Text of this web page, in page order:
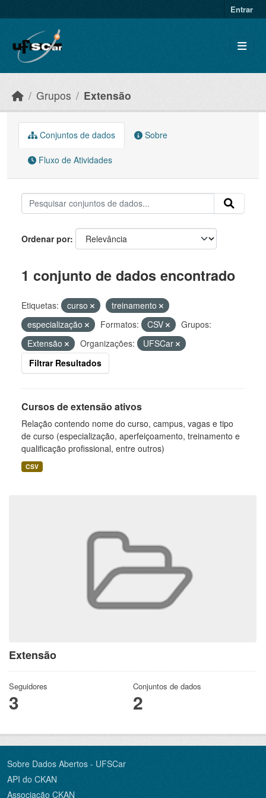
Entrar
Grupos Extensão
Extensão
Seguidores
3
Conjuntos de dados
2
Conjuntos de dados Sobre
Fluxo de Atividades
Ordenar por
1 conjunto de dados encontrado
Etiquetas: curso
treinamento
especialização
Formatos: CSV
Grupos:
Extensão
Organizações:
UFSCar
Filtrar Resultados
Cursos de extensão ativos
Relação contendo nome do curso, campus, vagas e tipo
de curso (especialização, aperfeiçoamento, treinamento e
qualificação profissional, entre outros)
CSV
Sobre Dados Abertos - UFSCar
API do CKAN
Associação CKAN